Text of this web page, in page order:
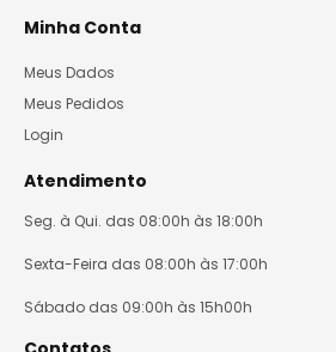
Minha Conta
Meus Dados
Meus Pedidos
Login
Atendimento
Seg. à Qui. das 08:00h às 18:00h
Sexta-Feira das 08:00h às 17:00h
Sábado das 09:00h às 15h00h